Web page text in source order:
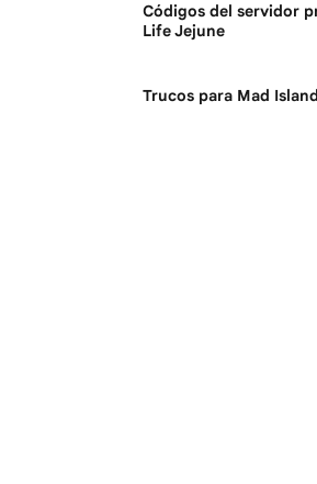
Códigos del servidor
Life Jejune
Trucos para Mad Island